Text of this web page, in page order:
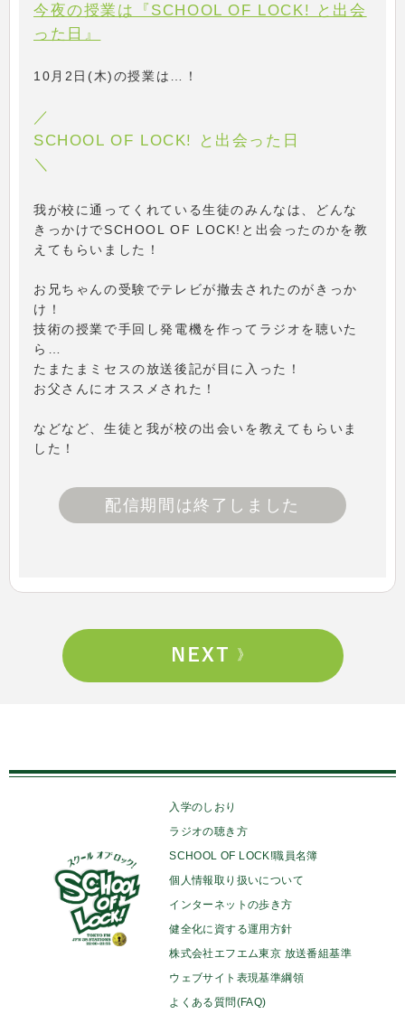
今夜の授業は『SCHOOL OF LOCK! と出会
った日』
10月2日(木)の授業は…！
／
SCHOOL OF LOCK! と出会った日
＼
我が校に通ってくれている生徒のみんなは、どんな
きっかけでSCHOOL OF LOCK!と出会ったのかを教
えてもらいました！
お兄ちゃんの受験でテレビが撤去されたのがきっか
け！
技術の授業で手回し発電機を作ってラジオを聴いた
ら…
たまたまミセスの放送後記が目に入った！
お父さんにオススメされた！
などなど、生徒と我が校の出会いを教えてもらいま
した！
配信期間は終了しました
入学のしおり
ラジオの聴き方
SCHOOL OF LOCK!職員名簿
個人情報取り扱いについて
インターネットの歩き方
健全化に資する運用方針
株式会社エフエム東京 放送番組基準
ウェブサイト表現基準綱領
よくある質問(FAQ)